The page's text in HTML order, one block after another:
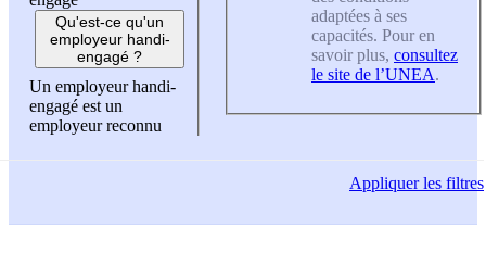
Qu'est-ce qu'un
employeur handi-
engagé ?
Un employeur handi-
engagé est un
employeur reconnu
adaptées à ses
capacités. Pour en
savoir plus, consultez
le site de l’UNEA.
Appliquerles filtres